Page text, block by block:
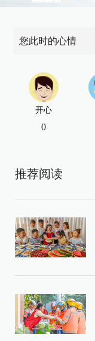
您此时的心情
开心
0
推荐阅读